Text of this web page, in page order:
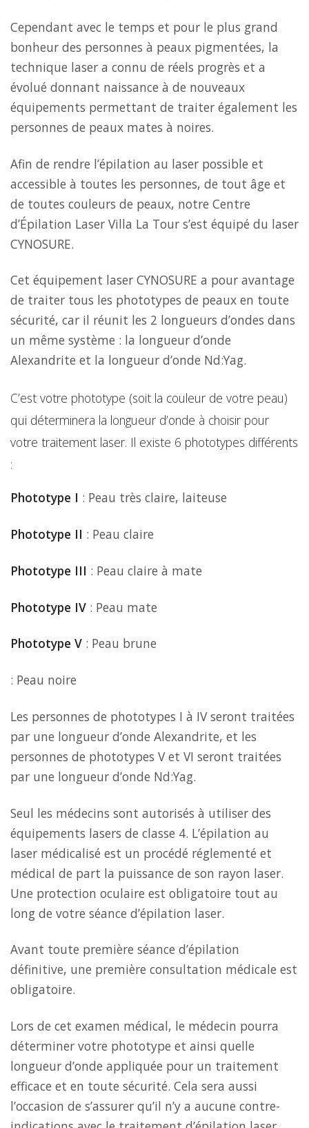
Cependant avec le temps et pour le plus grand
bonheur des personnes à peaux pigmentées, la
technique laser a connu de réels progrès et a
évolué donnant naissance à de nouveaux
équipements permettant de traiter également les
personnes de peaux mates à noires.
Afin de rendre l’épilation au laser possible et
accessible à toutes les personnes, de tout âge et
de toutes couleurs de peaux, notre Centre
d’Épilation Laser Villa La Tour s’est équipé du laser
CYNOSURE.
Cet équipement laser CYNOSURE a pour avantage
de traiter tous les phototypes de peaux en toute
sécurité, car il réunit les 2 longueurs d’ondes dans
un même système : la longueur d’onde
Alexandrite et la longueur d’onde Nd:Yag.
C’est votre phototype (soit la couleur de votre peau)
qui déterminera la longueur d’onde à choisir pour
votre traitement laser. Il existe 6 phototypes différents
:
Phototype I : Peau très claire, laiteuse
Phototype II : Peau claire
Phototype III : Peau claire à mate
Phototype IV : Peau mate
Phototype V : Peau brune
: Peau noire
Les personnes de phototypes I à IV seront traitées
par une longueur d’onde Alexandrite, et les
personnes de phototypes V et VI seront traitées
par une longueur d’onde Nd:Yag.
Seul les médecins sont autorisés à utiliser des
équipements lasers de classe 4. L’épilation au
laser médicalisé est un procédé réglementé et
médical de part la puissance de son rayon laser.
Une protection oculaire est obligatoire tout au
long de votre séance d’épilation laser.
Avant toute première séance d’épilation
définitive, une première consultation médicale est
obligatoire.
Lors de cet examen médical, le médecin pourra
déterminer votre phototype et ainsi quelle
longueur d’onde appliquée pour un traitement
efficace et en toute sécurité. Cela sera aussi
l’occasion de s’assurer qu’il n’y a aucune contre-